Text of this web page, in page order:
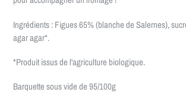
Ingrédients : Figues 65% (blanche de Salernes),
agar agar*.
*Produit issus de l'agriculture biologique.
Barquette sous vide de 95/100g